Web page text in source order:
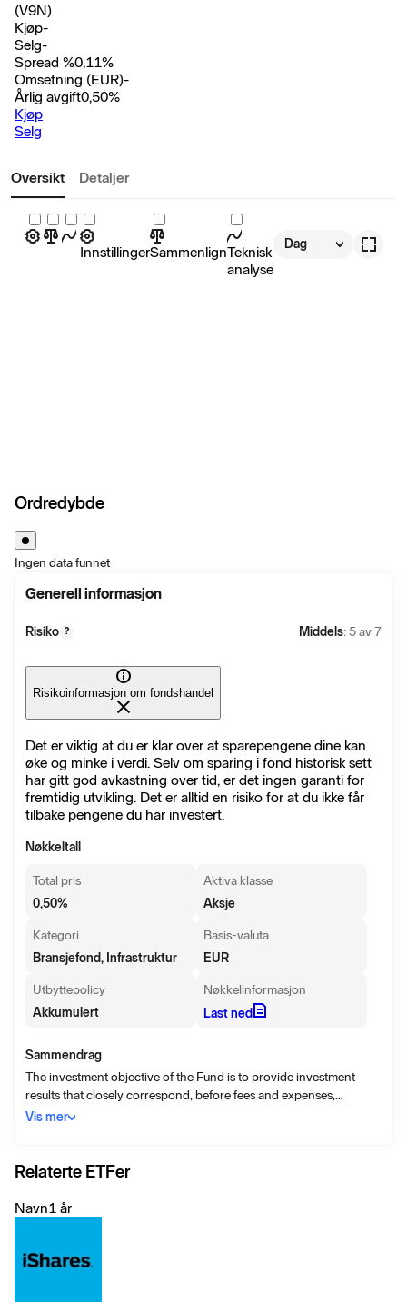
(V9N)
Kjøp-
Selg-
Spread %0,11%
Omsetning (EUR)-
Årlig avgift0,50%
Kjøp
Selg
Oversikt Detaljer
InnstillingerSammenlignTeknisk
analyse
Dag
Ordredybde
Ingen data funnet
Generell informasjon
Risiko ? Middels: 5 av 7
Risikoinformasjon om fondshandel
Det er viktig at du er klar over at sparepengene dine kan
øke og minke i verdi. Selv om sparing i fond historisk sett
har gitt god avkastning over tid, er det ingen garanti for
fremtidig utvikling. Det er alltid en risiko for at du ikke får
tilbake pengene du har investert.
Nøkkeltall
Total pris
0,50%
Aktiva klasse
Aksje
Kategori
Bransjefond, Infrastruktur
Basis-valuta
EUR
Utbyttepolicy
Akkumulert
Nøkkelinformasjon
Last ned
Sammendrag
The investment objective of the Fund is to provide investment
results that closely correspond, before fees and expenses,
generally to the price and yield performance of the Solactive Data
Vis mer
Relaterte ETFer
Navn1 år